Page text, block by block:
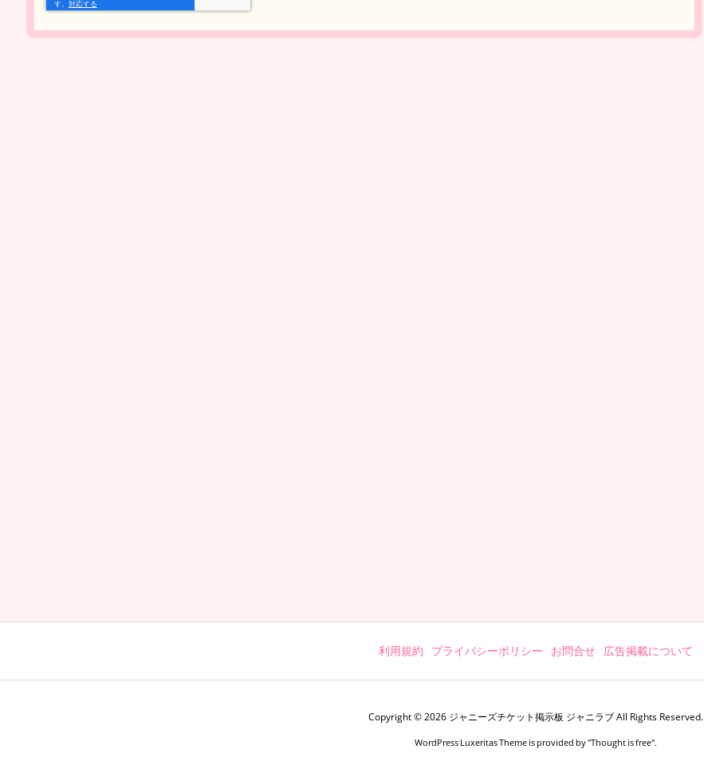
利用規約 プライバシーポリシー お問合せ 広告掲載について
Copyright ©2026 ジャニーズチケット掲示板 ジャニラブAll Rights Reserved.
WordPress Luxeritas Theme is provided by "Thought is free".